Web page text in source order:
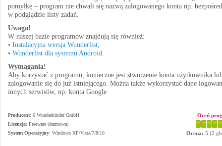
pomyłkę – program nie chwali się nazwą zalogowanego konta np.
w podglądzie listy zadań.
Uwaga!
W naszej bazie programów znajdują się również:
• Instalacyjna wersja Wunderlist,
• Wunderlist dla systemu Android.
Wymagania!
Aby korzystać z programu, konieczne jest stworzenie konta użytkownika
zalogowanie się do już istniejącego. Można także wykorzystać dane
innych serwisów, np. konta Google.
Producent: 6 Wunderkinder GmbH
Licencja: Freeware (darmowa)
System Operacyjny: Windows XP/Vista/7/8/10
Oceń
Ocena: 5 (2